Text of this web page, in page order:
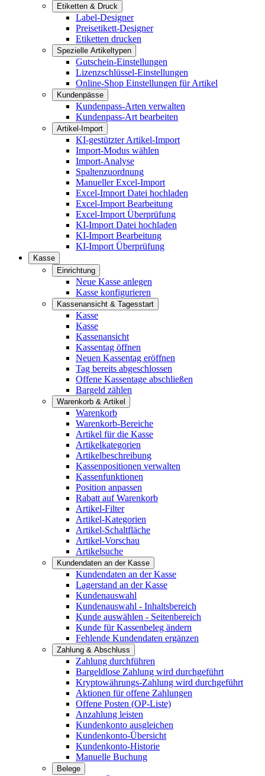
Etiketten & Druck
Label-Designer
Preisetikett-Designer
Etiketten drucken
Spezielle Artikeltypen
Gutschein-Einstellungen
Lizenzschlüssel-Einstellungen
Online-Shop Einstellungen für Artikel
Kundenpässe
Kundenpass-Arten verwalten
Kundenpass-Art bearbeiten
Artikel-Import
KI-gestützter Artikel-Import
Import-Modus wählen
Import-Analyse
Spaltenzuordnung
Manueller Excel-Import
Excel-Import Datei hochladen
Excel-Import Bearbeitung
Excel-Import Überprüfung
KI-Import Datei hochladen
KI-Import Bearbeitung
KI-Import Überprüfung
Kasse
Einrichtung
Neue Kasse anlegen
Kasse konfigurieren
Kassenansicht & Tagesstart
Kasse
Kasse
Kassenansicht
Kassentag öffnen
Neuen Kassentag eröffnen
Tag bereits abgeschlossen
Offene Kassentage abschließen
Bargeld zählen
Warenkorb & Artikel
Warenkorb
Warenkorb-Bereiche
Artikel für die Kasse
Artikelkategorien
Artikelbeschreibung
Kassenpositionen verwalten
Kassenfunktionen
Position anpassen
Rabatt auf Warenkorb
Artikel-Filter
Artikel-Kategorien
Artikel-Schaltfläche
Artikel-Vorschau
Artikelsuche
Kundendaten an der Kasse
Kundendaten an der Kasse
Lagerstand an der Kasse
Kundenauswahl
Kundenauswahl - Inhaltsbereich
Kunde auswählen - Seitenbereich
Kunde für Kassenbeleg ändern
Fehlende Kundendaten ergänzen
Zahlung & Abschluss
Zahlung durchführen
Bargeldlose Zahlung wird durchgeführt
Kryptowährungs-Zahlung wird durchgeführt
Aktionen für offene Zahlungen
Offene Posten (OP-Liste)
Anzahlung leisten
Kundenkonto ausgleichen
Kundenkonto-Übersicht
Kundenkonto-Historie
Manuelle Buchung
Belege